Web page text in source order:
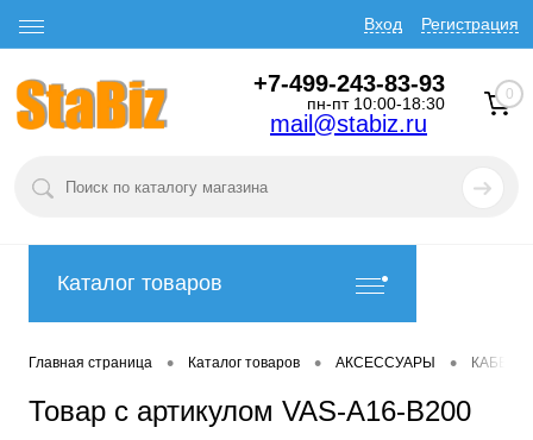
Вход Регистрация
+7-499-243-83-93
пн-пт 10:00-18:30
mail@stabiz.ru
0
Каталог товаров
Главная страница • Каталог товаров • АКСЕССУАРЫ •
Товар с артикулом VAS-A16-B200